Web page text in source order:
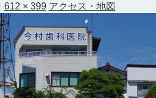
612 × 399 アクセス・地図